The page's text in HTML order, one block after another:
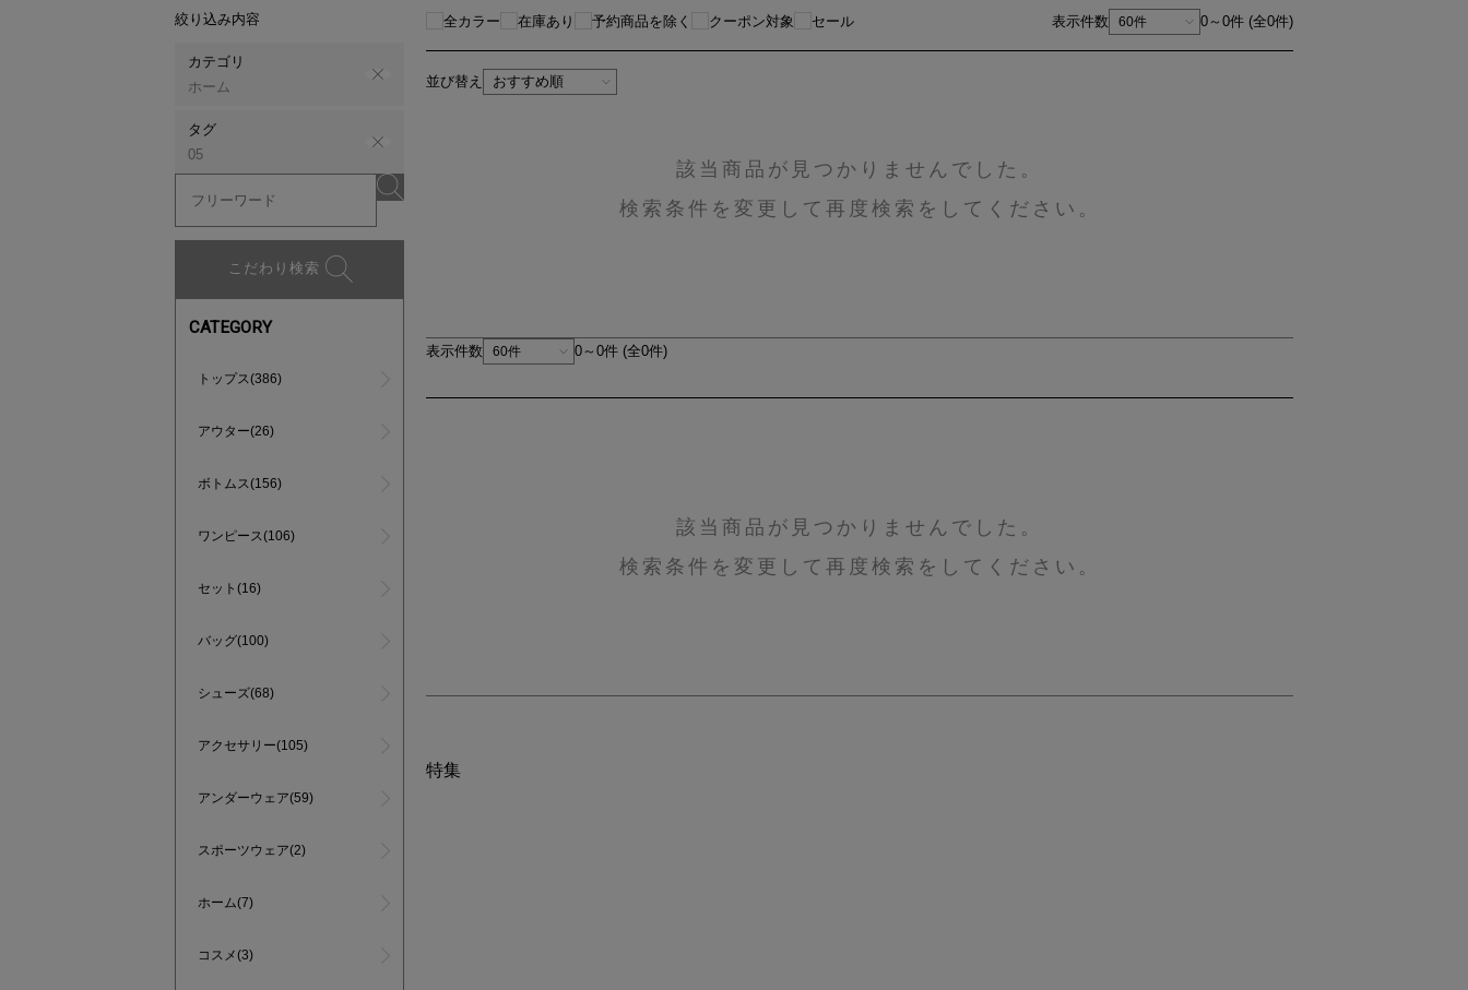
絞り込み内容
カテゴリ
ホーム
タグ
05
こだわり検索
CATEGORY
トップス(386)
アウター(26)
ボトムス(156)
ワンピース(106)
セット(16)
バッグ(100)
シューズ(68)
アクセサリー(105)
アンダーウェア(59)
スポーツウェア(2)
ホーム(7)
コスメ(3)
全カラー 在庫あり 予約商品を除く クーポン対象 セール 表示件数 0～0件 (全0件)
並び替え
該当商品が見つかりませんでした。
検索条件を変更して再度検索をしてください。
表示件数 0～0件 (全0件)
該当商品が見つかりませんでした。
検索条件を変更して再度検索をしてください。
特集